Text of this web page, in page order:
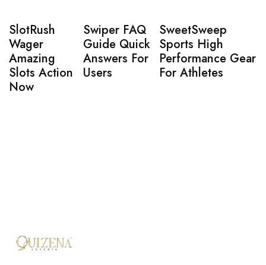
SlotRush
Wager
Amazing
Slots Action
Now
Swiper FAQ
Guide Quick
Answers For
Users
SweetSweep
Sports High
Performance Gear
For Athletes